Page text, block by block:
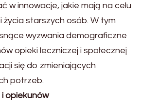
w innowacje, jakie mają na celu
starszych osób. W tym
wyzwania demograficzne
opieki leczniczej i społecznej
się do zmieniających
potrzeb.
opiekunów